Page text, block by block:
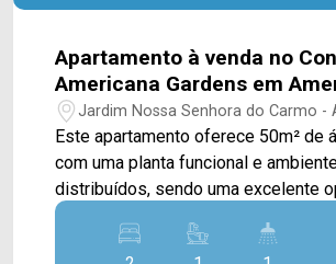
Apartamento à venda no
Americana Gardens em
Jardim Nossa Senhora do Carmo -
Este apartamento oferece 50m² de
com uma planta funcional e
distribuídos, sendo uma excelente
quem busca praticidade no dia a dia
adquirir o primeiro imóvel. A área social foi